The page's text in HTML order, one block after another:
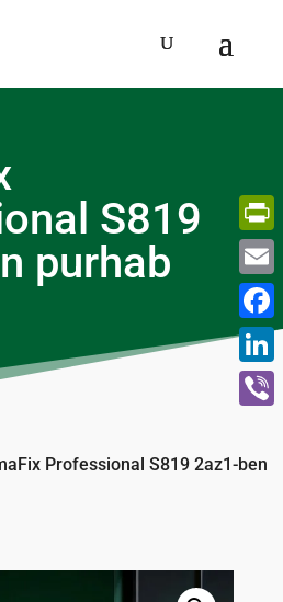
S819
purhab
Professional S819 2az1-ben
Email